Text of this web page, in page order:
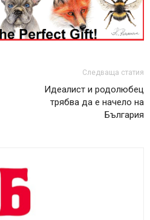
Следваща статия
Идеалист и родолюбец
трябва да е начело на
България